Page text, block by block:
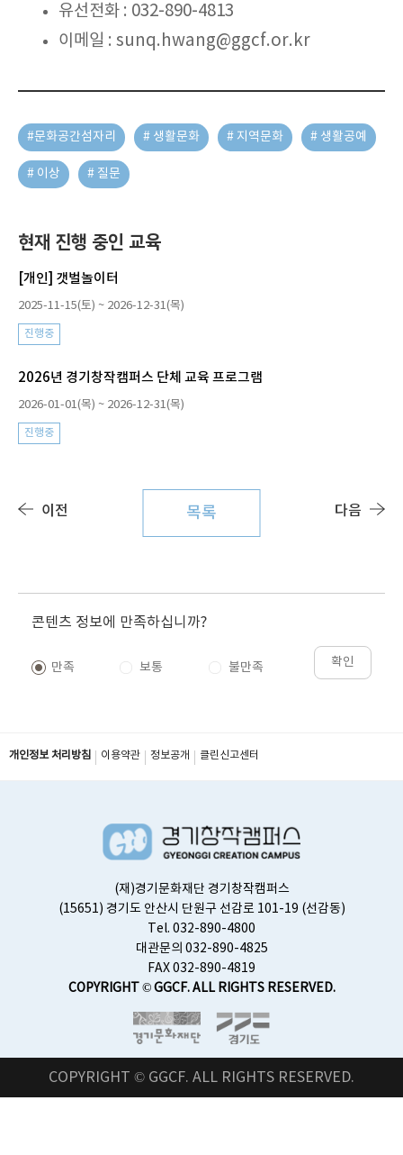
유선전화 : 032-890-4813
이메일 : sunq.hwang@ggcf.or.kr
#문화공간섬자리 # 생활문화 # 지역문화 # 생활공예
# 이상 # 질문
현재 진행 중인 교육
[개인] 갯벌놀이터
2025-11-15(토) ~ 2026-12-31(목)
진행중
2026년 경기창작캠퍼스 단체 교육 프로그램
2026-01-01(목) ~ 2026-12-31(목)
진행중
이전 목록 다음
콘텐츠 정보에 만족하십니까?
만족 보통 불만족 확인
개인정보 처리방침 이용약관 정보공개 클린신고센터
(재)경기문화재단 경기창작캠퍼스
(15651) 경기도 안산시 단원구 선감로 101-19 (선감동)
Tel. 032-890-4800
대관문의 032-890-4825
FAX 032-890-4819
COPYRIGHT © GGCF. ALL RIGHTS RESERVED.
COPYRIGHT © GGCF. ALL RIGHTS RESERVED.